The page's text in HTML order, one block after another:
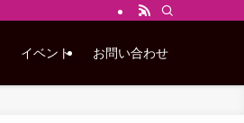
イベント お問い合わせ